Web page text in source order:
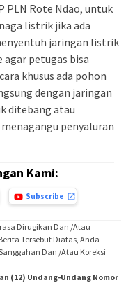
PLN Rote Ndao, untuk
listrik jika ada
jaringan listrik
petugas bisa
khusus ada pohon
dengan jaringan
ditebang atau
penyaluran
Kami:
Subscribe
Dirugikan Dan /Atau
Tersebut Diatas, Anda
Dan /Atau Koreksi
(12) Undang-Undang Nomor